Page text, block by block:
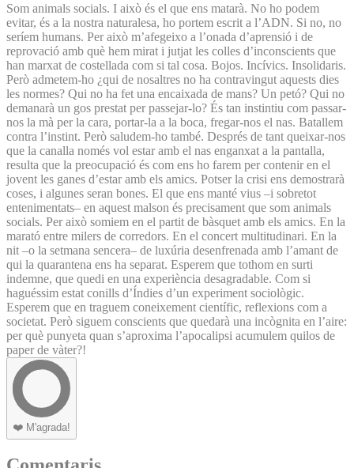
Som animals socials. I això és el que ens matarà. No ho podem
evitar, és a la nostra naturalesa, ho portem escrit a l’ADN. Si no, no
seríem humans. Per això m’afegeixo a l’onada d’aprensió i de
reprovació amb què hem mirat i jutjat les colles d’inconscients que
han marxat de costellada com si tal cosa. Bojos. Incívics. Insolidaris.
Però admetem-ho ¿qui de nosaltres no ha contravingut aquests dies
les normes? Qui no ha fet una encaixada de mans? Un petó? Qui no
demanarà un gos prestat per passejar-lo? És tan instintiu com passar-
nos la mà per la cara, portar-la a la boca, fregar-nos el nas. Batallem
contra l’instint. Però saludem-ho també. Després de tant queixar-nos
que la canalla només vol estar amb el nas enganxat a la pantalla,
resulta que la preocupació és com ens ho farem per contenir en el
jovent les ganes d’estar amb els amics. Potser la crisi ens demostrarà
coses, i algunes seran bones. El que ens manté vius –i sobretot
entenimentats– en aquest malson és precisament que som animals
socials. Per això somiem en el partit de bàsquet amb els amics. En la
marató entre milers de corredors. En el concert multitudinari. En la
nit –o la setmana sencera– de luxúria desenfrenada amb l’amant de
qui la quarantena ens ha separat. Esperem que tothom en surti
indemne, que quedi en una experiència desagradable. Com si
haguéssim estat conills d’Índies d’un experiment sociològic.
Esperem que en traguem coneixement científic, reflexions com a
societat. Però siguem conscients que quedarà una incògnita en l’aire:
per què punyeta quan s’aproxima l’apocalipsi acumulem quilos de
paper de vàter?!
❤️ M'agrada!